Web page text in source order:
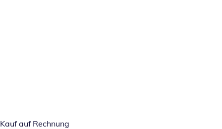
Kauf auf Rechnung